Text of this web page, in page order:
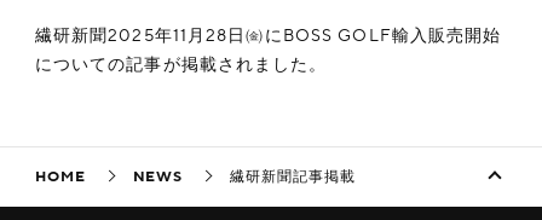
繊研新聞2025年11月28日㈮にBOSS GOLF輸入販売開始
についての記事が掲載されました。
HOME NEWS 繊研新聞記事掲載